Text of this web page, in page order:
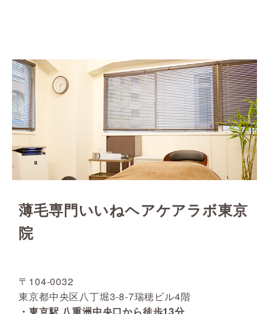
薄毛専門いいねヘアケアラボ東京
院
〒104-0032
東京都中央区八丁堀3-8-7瑞穂ビル4階
・東京駅 八重洲中央口から徒歩13分